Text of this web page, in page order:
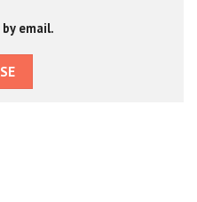
email.